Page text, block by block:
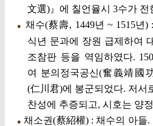
文選)』에 칠언율시 3수가 전
●
채수(蔡壽, 1449년 ~ 1515년)
식년 문과에 장원 급제하여
조참판 등을 역임하였다.
여 분의정국공신(奮義靖國
(仁川君)에 봉군되었다. 저서
찬성에 추증되고, 시호는 양
● 채소권(蔡紹權) : 채수의 아들.